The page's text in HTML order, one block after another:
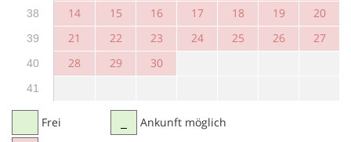
38 14 15 16 17 18 19 20
39 21 22 23 24 25 26 27
40 28 29 30
41
Frei Ankunft möglich